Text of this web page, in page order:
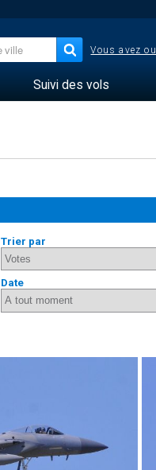
Vous avez
Suivi des vols
Trier par
Date